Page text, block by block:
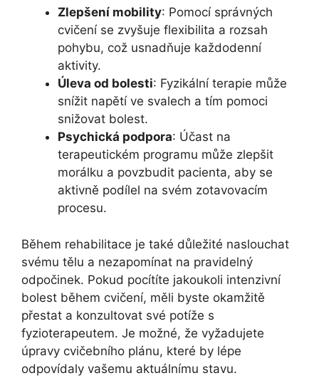
Zlepšení mobility: Pomocí správných
cvičení se zvyšuje flexibilita a rozsah
pohybu, což usnadňuje každodenní
aktivity.
Úleva od bolesti: Fyzikální terapie může
snížit napětí ve svalech a tím pomoci
snižovat bolest.
Psychická podpora: Účast na
terapeutickém programu může zlepšit
morálku a povzbudit pacienta, aby se
aktivně podílel na svém zotavovacím
procesu.
Během rehabilitace je také důležité naslouchat
svému tělu a nezapomínat na pravidelný
odpočinek. Pokud pocítíte jakoukoli intenzivní
bolest během cvičení, měli byste okamžitě
přestat a konzultovat své potíže s
fyzioterapeutem. Je možné, že vyžadujete
úpravy cvičebního plánu, které by lépe
odpovídaly vašemu aktuálnímu stavu.